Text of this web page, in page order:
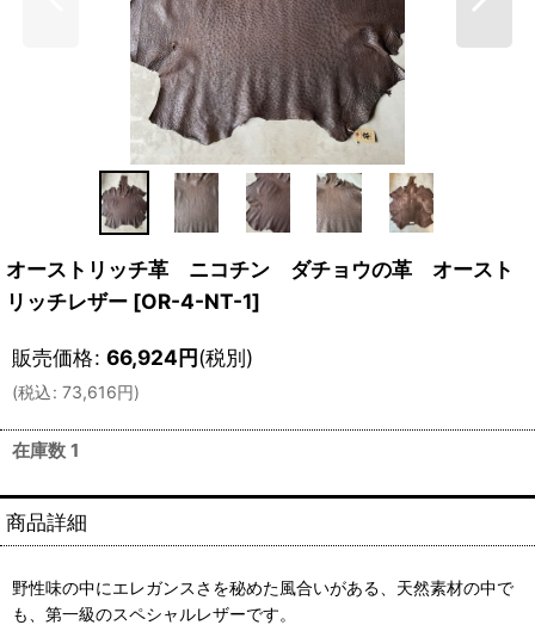
オーストリッチ革 ニコチン ダチョウの革 オースト
リッチレザー [OR-4-NT-1]
販売価格: 66,924円(税別)
(税込: 73,616円)
在庫数 1
商品詳細
野性味の中にエレガンスさを秘めた風合いがある、天然素材の中で
も、第一級のスペシャルレザーです。